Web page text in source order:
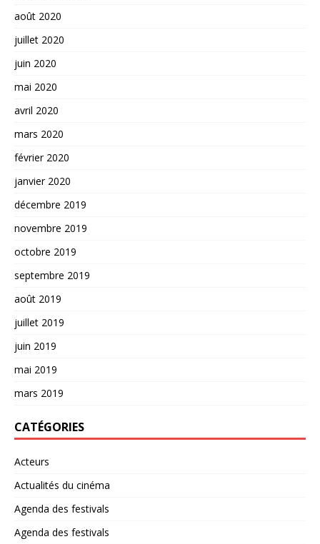
août 2020
juillet 2020
juin 2020
mai 2020
avril 2020
mars 2020
février 2020
janvier 2020
décembre 2019
novembre 2019
octobre 2019
septembre 2019
août 2019
juillet 2019
juin 2019
mai 2019
mars 2019
CATÉGORIES
Acteurs
Actualités du cinéma
Agenda des festivals
Agenda des festivals